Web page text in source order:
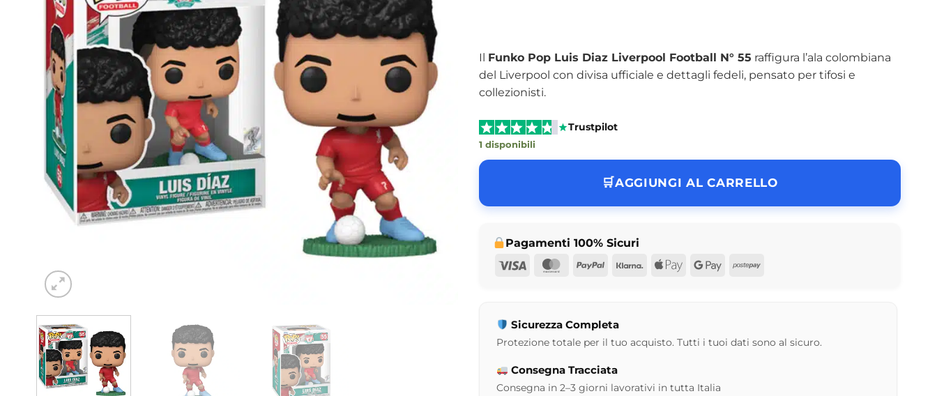
Il Funko Pop Luis Diaz Liverpool Football N° 55 raffigura l’ala colombiana
del Liverpool con divisa ufficiale e dettagli fedeli, pensato per tifosi e
collezionisti.
Trustpilot
1 disponibili
AGGIUNGI AL CARRELLO
Pagamenti 100% Sicuri
Visa
MasterCard
PayPalKlarna Apple GooglePostepay
Sicurezza Completa
Protezione totale per il tuo acquisto. Tutti i tuoi dati sono al sicuro.
Consegna Tracciata
Consegna in 2–3 giorni lavorativi in tutta Italia